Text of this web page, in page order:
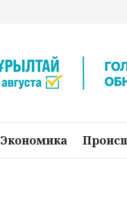
Экономика